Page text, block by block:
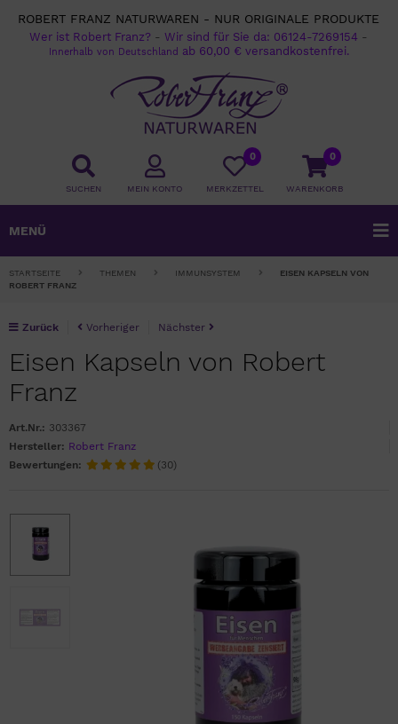
ROBERT FRANZ NATURWAREN - NUR ORIGINALE PRODUKTE
Wer ist Robert Franz? -Wir sind für Sie da: 06124-7269154 -
Innerhalb von Deutschland ab 60,00 € versandkostenfrei.
SUCHEN
0
WARENKORB
0
MERKZETTEL
MEIN KONTO
MENÜ
STARTSEITE THEMEN IMMUNSYSTEM
EISEN KAPSELN VON
ROBERT FRANZ
Eisen Kapseln von Robert
Franz
Art.Nr.: 303367
Hersteller: Robert Franz
Bewertungen:
(30)
Zurück Vorheriger Nächster